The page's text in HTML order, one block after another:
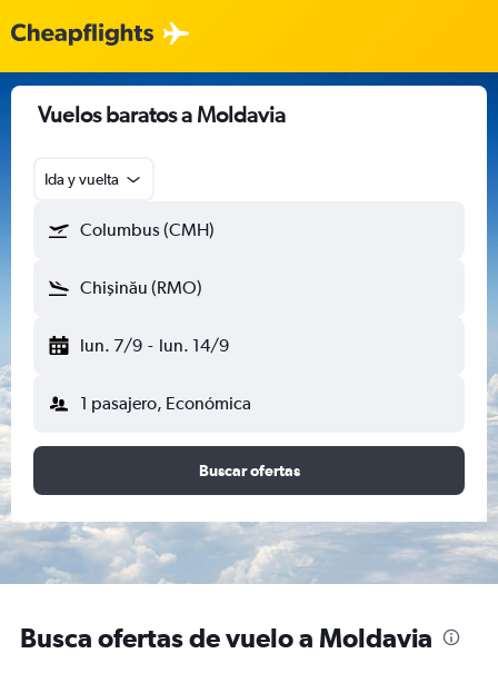
Vuelos baratos a Moldavia
Ida y vuelta
Columbus (CMH)
Chişinău (RMO)
lun. 7/9 - lun. 14/9
1 pasajero, Económica
Buscar ofertas
Busca ofertas de vuelo a Moldavia